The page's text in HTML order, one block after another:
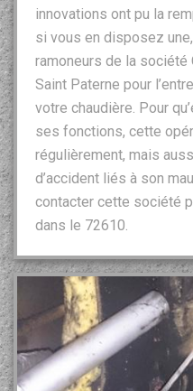
innovations ont pu la
si vous en disposez
ramoneurs de la société
Saint Paterne pour
votre chaudière. Pour
ses fonctions, cette
régulièrement, mais
d’accident liés à son
contacter cette société
dans le 72610.